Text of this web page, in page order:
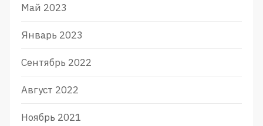
Май 2023
Январь 2023
Сентябрь 2022
Август 2022
Ноябрь 2021